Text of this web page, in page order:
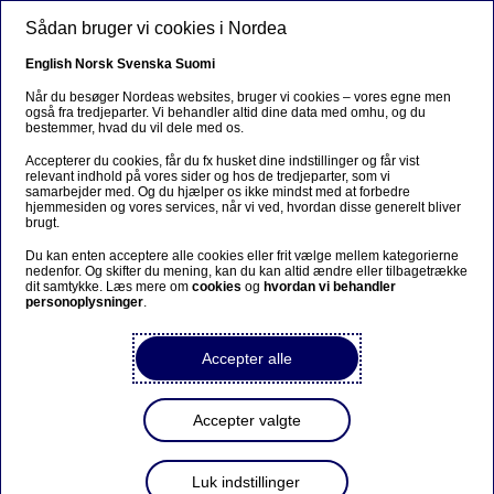
Gå til hovedindhold
Ursäkta...
Den här sidan finns tyvärr inte på svenska.
Stanna kvar på sidan
svenska
Iværksætteri
Ny opfindelse giver
kørestolsbrugere færre
Sådan bruger vi cookies i Nordea
English Norsk Svenska Suomi
Når du besøger Nordeas websites, bruger vi cookies – vores egne men
også fra tredjeparter. Vi behandler altid dine data med omhu, og du
bestemmer, hvad du vil dele med os.
Accepterer du cookies, får du fx husket dine indstillinger og får vist
relevant indhold på vores sider og hos de tredjeparter, som vi
samarbejder med. Og du hjælper os ikke mindst med at forbedre
hjemmesiden og vores services, når vi ved, hvordan disse generelt bliver
brugt.
Du kan enten acceptere alle cookies eller frit vælge mellem kategorierne
nedenfor. Og skifter du mening, kan du kan altid ændre eller tilbagetrække
dit samtykke. Læs mere omcookies og hvordan vi behandler
personoplysninger.
Accepter alle
Accepter valgte
Luk indstillinger